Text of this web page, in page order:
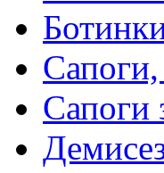
Сапоги